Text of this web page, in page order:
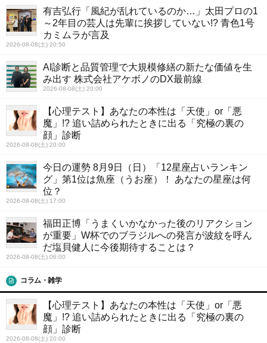
有吉弘行「風紀が乱れているのか…」太田プロの1
～2年目の芸人は先輩に挨拶していない!? 青色1号
カミムラが言及
2026-08-08(土) 20:50
AI診断と品質管理で大規模修繕の新たな価値を生
み出す 株式会社アケボノのDX最前線
2026-08-08(土) 20:00
【心理テスト】あなたの本性は「天使」or「悪
魔」!? 追い詰められたときに出る「究極の裏の
顔」診断
2026-08-08(土) 20:00
今日の運勢 8月9日（日）「12星座占いランキン
グ」第1位は魚座（うお座）！ あなたの星座は何
位？
2026-08-08(土) 17:00
福田正博「うまくいかなかった後のリアクション
が重要」W杯でのブラジルへの発言が波紋を呼ん
だ塩貝健人に今後期待することは？
2026-08-08(土) 06:00
コラム・雑学
【心理テスト】あなたの本性は「天使」or「悪
魔」!? 追い詰められたときに出る「究極の裏の
顔」診断
2026-08-08(土) 20:00